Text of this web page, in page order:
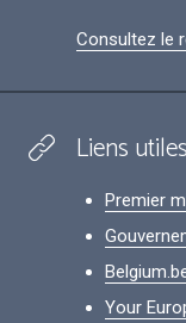
Consultez le
Liens utiles
Premier
Your